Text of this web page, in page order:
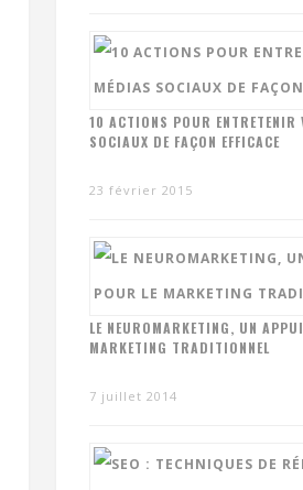
10 ACTIONS POUR ENTRETENIR
SOCIAUX DE FAÇON EFFICACE
23 février 2015
LE NEUROMARKETING, UN
MARKETING TRADITIONNEL
7 juillet 2014